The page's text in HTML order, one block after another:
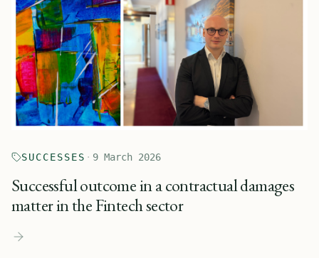
SUCCESSES · 9 March 2026
Successful outcome in a contractual damages
matter in the Fintech sector